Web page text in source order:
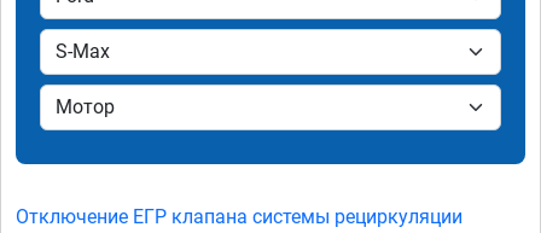
Отключение ЕГР клапана системы рециркуляции